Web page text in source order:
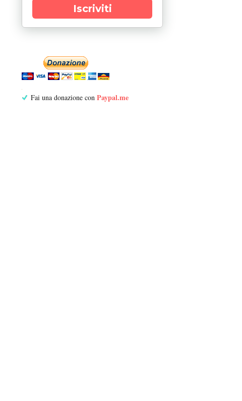
Iscriviti
Fai una donazione con Paypal.me